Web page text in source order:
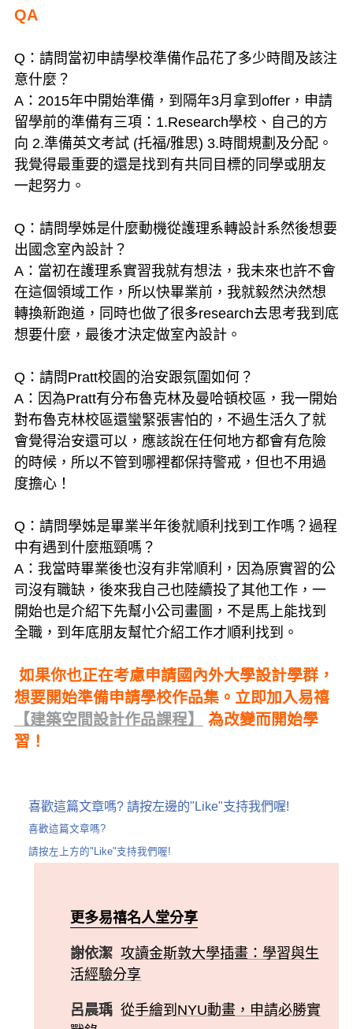
QA
Q：請問當初申請學校準備作品花了多少時間及該注
意什麼？
A：2015年中開始準備，到隔年3月拿到offer，申請
留學前的準備有三項：1.Research學校、自己的方
向 2.準備英文考試 (托福/雅思) 3.時間規劃及分配。
我覺得最重要的還是找到有共同目標的同學或朋友
一起努力。
Q：請問學姊是什麼動機從護理系轉設計系然後想要
出國念室內設計？
A：當初在護理系實習我就有想法，我未來也許不會
在這個領域工作，所以快畢業前，我就毅然決然想
轉換新跑道，同時也做了很多research去思考我到底
想要什麼，最後才決定做室內設計。
Q：請問Pratt校園的治安跟氛圍如何？
A：因為Pratt有分布魯克林及曼哈頓校區，我一開始
對布魯克林校區還蠻緊張害怕的，不過生活久了就
會覺得治安還可以，應該說在任何地方都會有危險
的時候，所以不管到哪裡都保持警戒，但也不用過
度擔心！
Q：請問學姊是畢業半年後就順利找到工作嗎？過程
中有遇到什麼瓶頸嗎？
A：我當時畢業後也沒有非常順利，因為原實習的公
司沒有職缺，後來我自己也陸續投了其他工作，一
開始也是介紹下先幫小公司畫圖，不是馬上能找到
全職，到年底朋友幫忙介紹工作才順利找到。
如果你也正在考慮申請國內外大學設計學群，
想要開始準備申請學校作品集。立即加入易禧
【建築空間設計作品課程】
為改變而開始學
習！
喜歡這篇文章嗎? 請按左邊的"Like"支持我們喔!
喜歡這篇文章嗎?
請按左上方的"Like"支持我們喔!
更多易禧名人堂分享
謝依潔 攻讀金斯敦大學插畫：學習與生
活經驗分享
呂晨瑀 從手繪到NYU動畫，申請必勝實